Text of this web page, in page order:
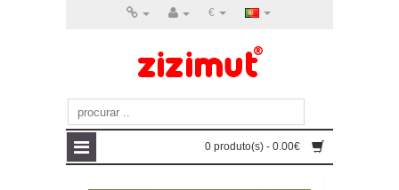
€
0 produto(s) - 0.00€